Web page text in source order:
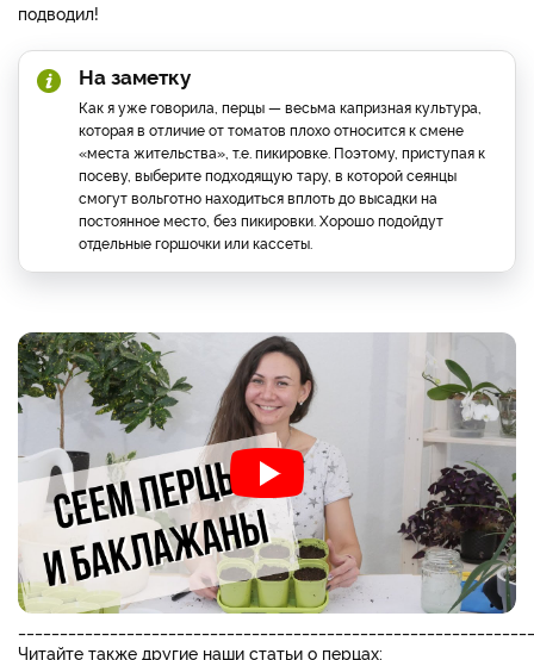
подводил!
На заметку
Как я уже говорила, перцы — весьма капризная культура,
которая в отличие от томатов плохо относится к смене
«места жительства», т.е. пикировке. Поэтому, приступая к
посеву, выберите подходящую тару, в которой сеянцы
смогут вольготно находиться вплоть до высадки на
постоянное место, без пикировки. Хорошо подойдут
отдельные горшочки или кассеты.
Читайте также другие наши статьи о перцах: